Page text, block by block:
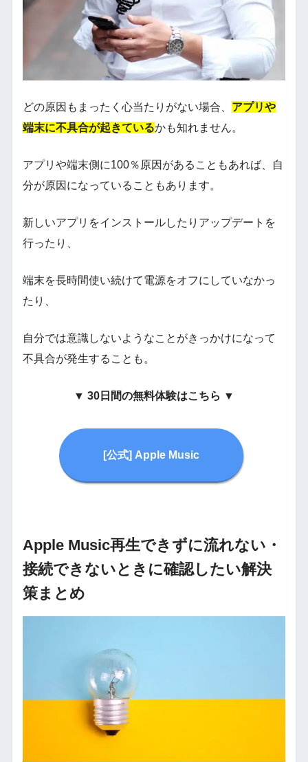
どの原因もまったく心当たりがない場合、 アプリや
端末に不具合が起きているかも知れません。
アプリや端末側に100％原因があることもあれば、自
分が原因になっていることもあります。
新しいアプリをインストールしたりアップデートを
行ったり、
端末を長時間使い続けて電源をオフにしていなかっ
たり、
自分では意識しないようなことがきっかけになって
不具合が発生することも。
▼ 30日間の無料体験はこちら ▼
[公式] Apple Music
Apple Music再生できずに流れない・
接続できないときに確認したい解決
策まとめ